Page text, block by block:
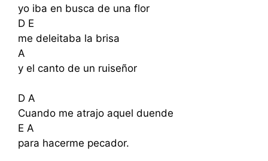
yo iba en busca de una flor
D E
me deleitaba la brisa
A
y el canto de un ruiseñor
D A
Cuando me atrajo aquel duende
E A
para hacerme pecador.